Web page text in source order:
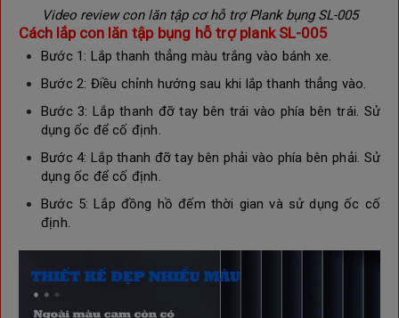
Video review con lăn tập cơ hỗ trợ Plank bụngSL-005
Cách lắp con lăn tập bụng hỗ trợ plank SL-005
Bước 1: Lắp thanh thẳng màu trắng vào bánh xe.
Bước 2: Điều chỉnh hướng sau khi lắp thanh thẳng vào.
Bước 3:Lắp thanh đỡ tay bên trái vào phía bên trái. Sử
dụng ốc để cố định.
Bước 4:Lắp thanh đỡ tay bên phải vào phía bên phải. Sử
dụng ốc để cố định.
Bước 5: Lắp đồng hồ đếm thời gian và sử dụng ốc cố
định.